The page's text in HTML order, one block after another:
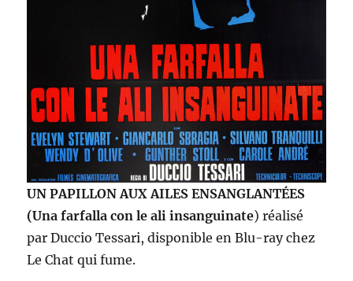
UN PAPILLON AUX AILES ENSANGLANTÉES
(Una farfalla con le ali insanguinate) réalisé
par Duccio Tessari, disponible en Blu-ray chez
Le Chat qui fume.